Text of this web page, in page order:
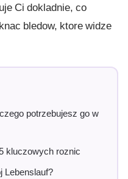
Ci dokladnie, co
bledow, ktore widze
potrzebujesz go w
kluczowych roznic
Lebenslauf?